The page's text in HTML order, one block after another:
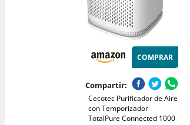
COMPRAR
Compartir:
Cecotec Purificador de Aire
con Temporizador
TotalPure Connected 1000